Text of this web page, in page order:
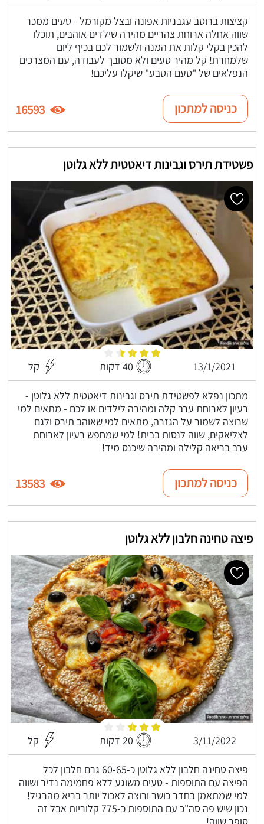
קציצות ברוטב עגבניות אפונה ובצל מקורמל - טעים ממכר
שווה אחלה ארוחת צהריים מהירה שילדים אוהבים, תוכלו
להכין בקלי קלות את המנה ולשמור לכם בכיף ליום
שלמחרת! קל מהיר טעים ולא מסובך לעבודה, עם המצרכים
הנפלאים של "טעם הטבע" שיקלו עליכם!
כניסה למתכון 16593
פשטידת תירס וגבינות דיאטטית ללא גלוטן
13/1/2021 40 דקות קל
מתכון נפלא לפשטידת תירס וגבינות דיאטטית ללא גלוטן -
רעיון לארוחת ערב קלה ומהירה לילדים או לכם - מתאים למי
שרוצה לשמור על הגזרה, מתאים למי שאוהב תירס ולגם
לצליאקים, שווה לנסות בבית! למי שמחפש רעיון לארוחת
ערב בריאה קלילה ומהירה שיכנס מיד!
כניסה למתכון 13583
פיצה טחינה חלבון ללא גלוטן
3/11/2022 20 דקות קל
פיצה טחינה חלבון ללא גלוטן כ-60-65 גרם חלבון לכל
הפיצה עם התוספות - טעים משוגע ללא פחמימה נדיר ושווה
למי שמתאמן בחדר כושר ורוצה לאכול יותר בריא מהרגיל!
נכון שיש פה סה"כ עם התוספות כ-775 קלוריות אבל זה
סופר שווה!